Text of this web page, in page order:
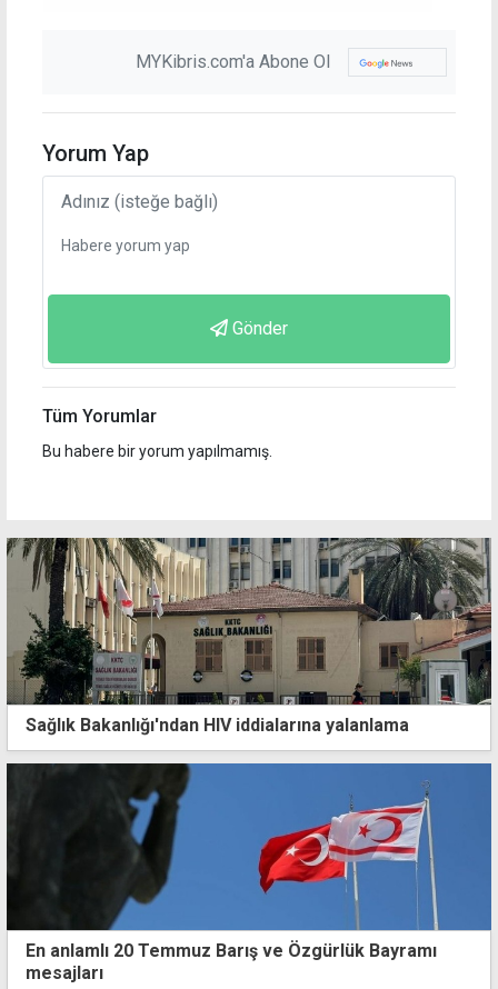
MYKibris.com'a Abone Ol
Yorum Yap
Gönder
Tüm Yorumlar
Bu habere bir yorum yapılmamış.
Sağlık Bakanlığı'ndan HIV iddialarına yalanlama
En anlamlı 20 Temmuz Barış ve Özgürlük Bayramı
mesajları